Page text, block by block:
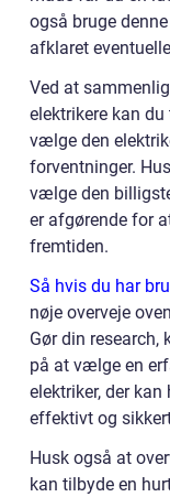
også bruge
afklaret
Ved at
elektrikere kan
vælge den
forventninger.
vælge den
er afgørende for
fremtiden.
Så hvis du har
nøje overveje
Gør din
på at vælge en
elektriker, der
effektivt og
Husk også at
kan tilbyde en